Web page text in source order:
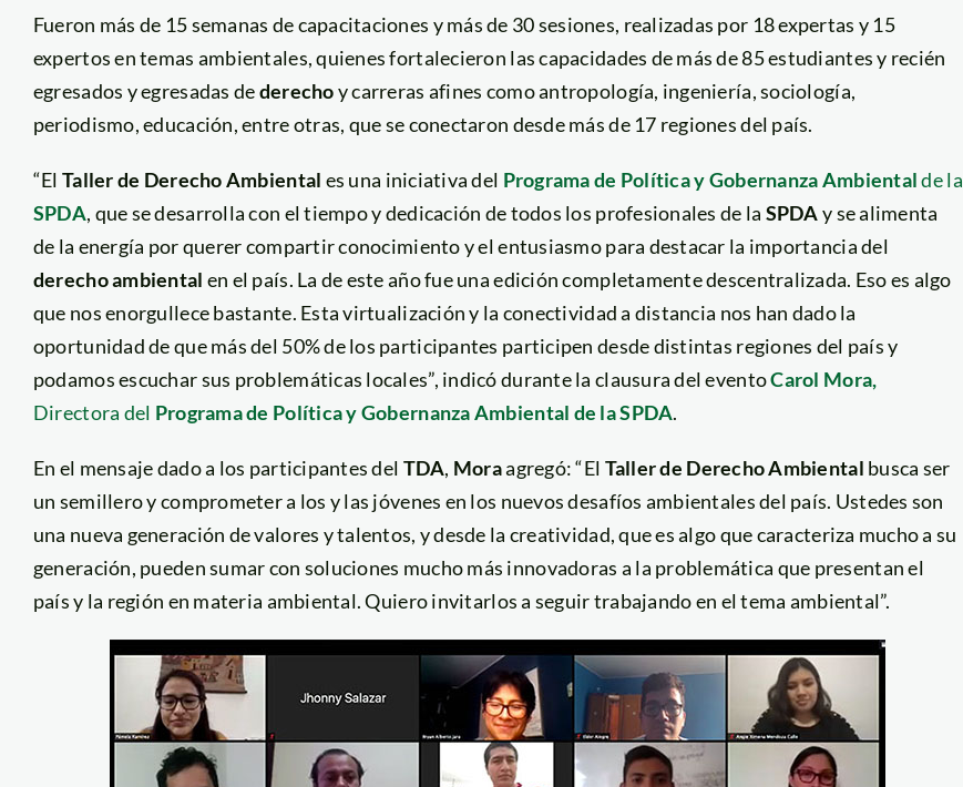
Fueron más de 15 semanas de capacitaciones y más de 30 sesiones, realizadas por 18 expertas y 15
expertos en temas ambientales, quienes fortalecieron las capacidades de más de 85 estudiantes y recién
egresados y egresadas dederechoy carreras afines como antropología, ingeniería, sociología,
periodismo, educación, entre otras, que se conectaron desde más de 17 regiones del país.
“ElTaller de Derecho Ambiental es una iniciativa del Programa de Política y Gobernanza Ambientalde la
SPDA, que se desarrolla con el tiempo y dedicación de todos los profesionales de la SPDAy se alimenta
de la energía por querer compartir conocimiento y el entusiasmo para destacar la importancia del
derecho ambiental en el país. La de este año fue una edición completamente descentralizada. Eso es algo
que nos enorgullece bastante. Esta virtualización y la conectividad a distancia nos han dado la
oportunidad de que más del 50% de los participantes participen desde distintas regiones del país y
podamos escuchar sus problemáticas locales”, indicó durante la clausura del eventoCarol Mora,
Directora del Programa de Política y Gobernanza Ambiental de la SPDA.
En el mensaje dado a los participantes del TDA, Moraagregó: “El Taller de Derecho Ambiental busca ser
un semillero y comprometer a los y las jóvenes en los nuevos desafíos ambientales del país. Ustedes son
una nueva generación de valores y talentos, y desde la creatividad, que es algo que caracteriza mucho a su
generación, pueden sumar con soluciones mucho más innovadoras a la problemática que presentan el
país y la región en materia ambiental. Quiero invitarlos a seguir trabajando en el tema ambiental”.